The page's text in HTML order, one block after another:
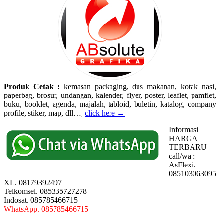
Produk Cetak : kemasan packaging, dus makanan, kotak nasi,
paperbag, brosur, undangan, kalender, flyer, poster, leaflet, pamflet,
buku, booklet, agenda, majalah, tabloid, buletin, katalog, company
profile, stiker, map, dll…, click here →
Informasi
HARGA
TERBARU
call/wa :
AsFlexi.
085103063095
XL. 08179392497
Telkomsel. 085335727278
Indosat. 085785466715
WhatsApp. 085785466715